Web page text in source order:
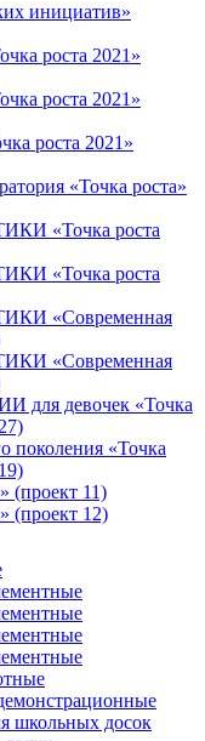
инициатив»
роста 2021»
роста 2021»
роста 2021»
«Точка роста»
«Точка роста
«Точка роста
«Современная
«Современная
для девочек «Точка
«Точка
(проект 11)
(проект 12)
школьных досок